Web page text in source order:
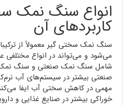
انواع سنگ نمک
کاربردهای آن
سنگ نمک سختی گیر معمولاً از
می‌شود و می‌تواند در انواع مختلفی
شامل سنگ نمک صنعتی و سنگ
صنعتی بیشتر در سیستم‌های آب
مهمی در کاهش سختی آب ایفا
خوراکی بیشتر در صنایع غذایی و